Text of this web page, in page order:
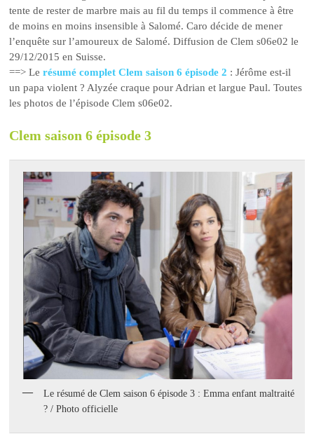
tente de rester de marbre mais au fil du temps il commence à être
de moins en moins insensible à Salomé. Caro décide de mener
l’enquête sur l’amoureux de Salomé. Diffusion de Clem s06e02 le
29/12/2015 en Suisse.
==> Lerésumé complet Clem saison 6 épisode 2 : Jérôme est-il
un papa violent ? Alyzée craque pour Adrian et largue Paul. Toutes
les photos de l’épisode Clem s06e02.
Clem saison 6 épisode 3
Le résumé de Clem saison 6 épisode 3 : Emma enfant maltraité
? / Photo officielle